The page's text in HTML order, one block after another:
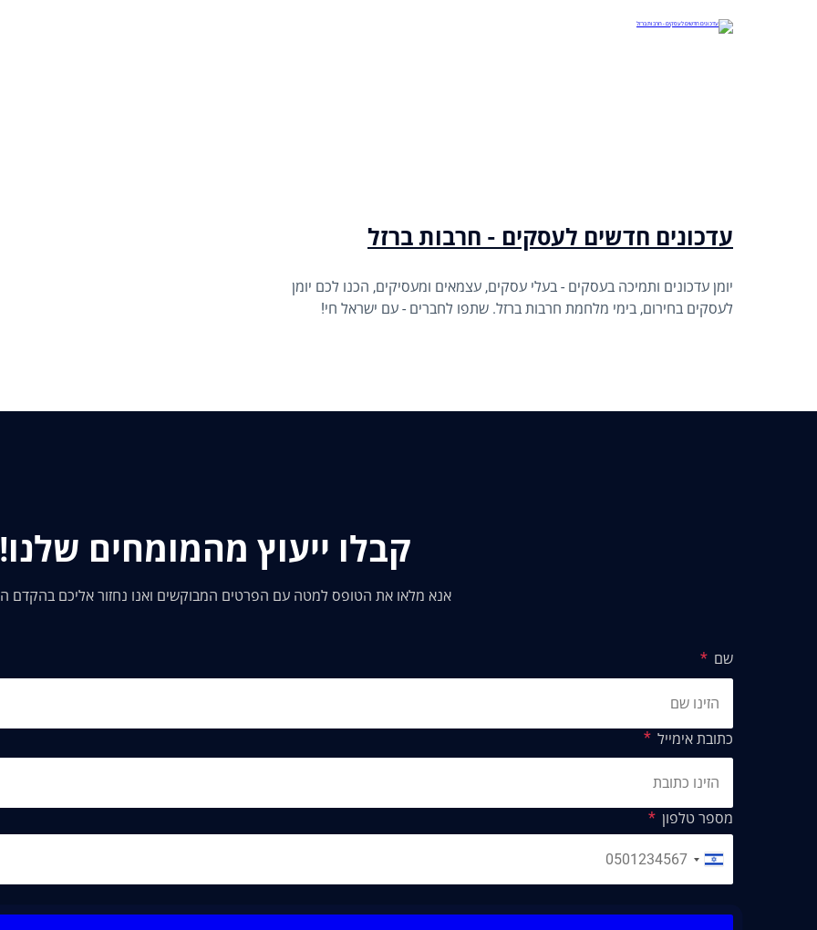
עדכונים חדשים לעסקים - חרבות ברזל
יומן עדכונים ותמיכה בעסקים - בעלי עסקים, עצמאים ומעסיקים, הכנו לכם יומן
לעסקים בחירום, בימי מלחמת חרבות ברזל. שתפו לחברים - עם ישראל חי!
קבלו ייעוץ מהמומחים שלנו!
אנא מלאו את הטופס למטה עם הפרטים המבוקשים ואנו נחזור אליכם בהקדם
שם
כתובת אימייל
מספר טלפון